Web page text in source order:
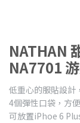
NATHAN
NA7701
低重心的服貼設計
4個彈性口袋，方
可放置iPhoe 6